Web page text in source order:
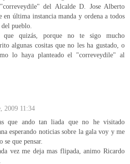
del Alcalde D. Jose Alberto
última instancia manda y ordena a todos
del pueblo.
que quizás, porque no te sigo mucho
algunas cositas que no les ha gustado, o
lo haya planteado el "correveydile" al
2009 11:34
que ando tan liada que no he visitado
esperando noticias sobre la gala voy y me
se que pensar.
vez me deja mas flipada, animo Ricardo